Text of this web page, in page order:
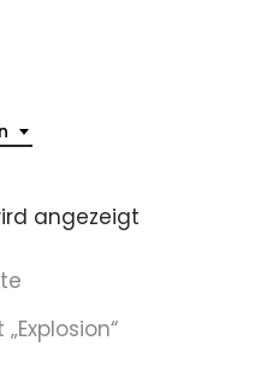
angezeigt